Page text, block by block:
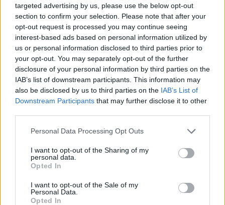
targeted advertising by us, please use the below opt-out
section to confirm your selection. Please note that after your
opt-out request is processed you may continue seeing
interest-based ads based on personal information utilized by
us or personal information disclosed to third parties prior to
your opt-out. You may separately opt-out of the further
disclosure of your personal information by third parties on the
IAB’s list of downstream participants. This information may
also be disclosed by us to third parties on the IAB’s List of
Downstream Participants that may further disclose it to other
Personal Data Processing Opt Outs
I want to opt-out of the Sharing of my
personal data.
Opted In
I want to opt-out of the Sale of my
Personal Data.
Opted In
Villamosenergia-válság
enyhítéséről szóló intézkedéseket
fogadott el a kormány